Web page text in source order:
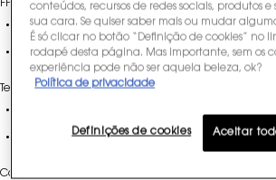
FPS
FALSE (4)
TRUE (1)
Textura
BALA (15)
Coleção
conteúdos, recursos de redes sociais, produtos e
sua cara. Se quiser saber mais ou mudar
É só clicar no botão “Definição de cookies” no
rodapé desta página. Mas importante, sem os
experiência pode não ser aquela beleza, ok?
Política de privacidade
Definições de cookies Aceitar